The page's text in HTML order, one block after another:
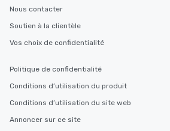
Nous contacter
Soutien à la clientèle
Vos choix de confidentialité
Politique de confidentialité
Conditions d’utilisation du produit
Conditions d’utilisation du site web
Annoncer sur ce site